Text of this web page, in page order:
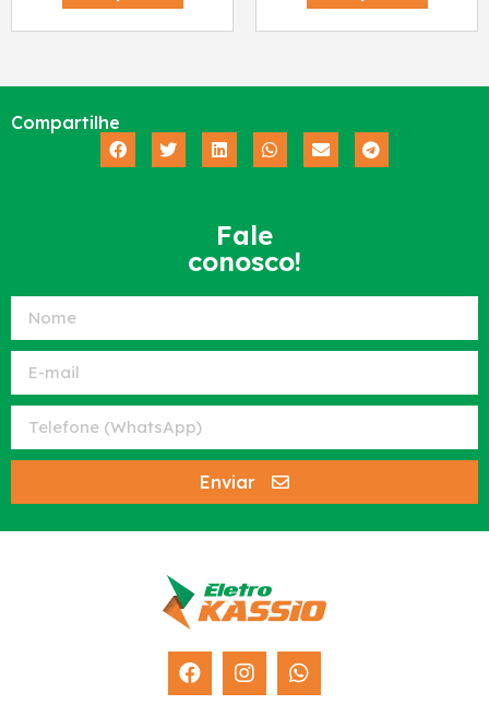
Compartilhe
Fale
conosco!
Enviar